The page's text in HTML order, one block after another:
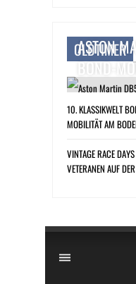
OLDTIMER
ASTON
BOND-
10. KLASSIKWELT
MOBILITÄT AM
VINTAGE RACE
VETERANEN AUF